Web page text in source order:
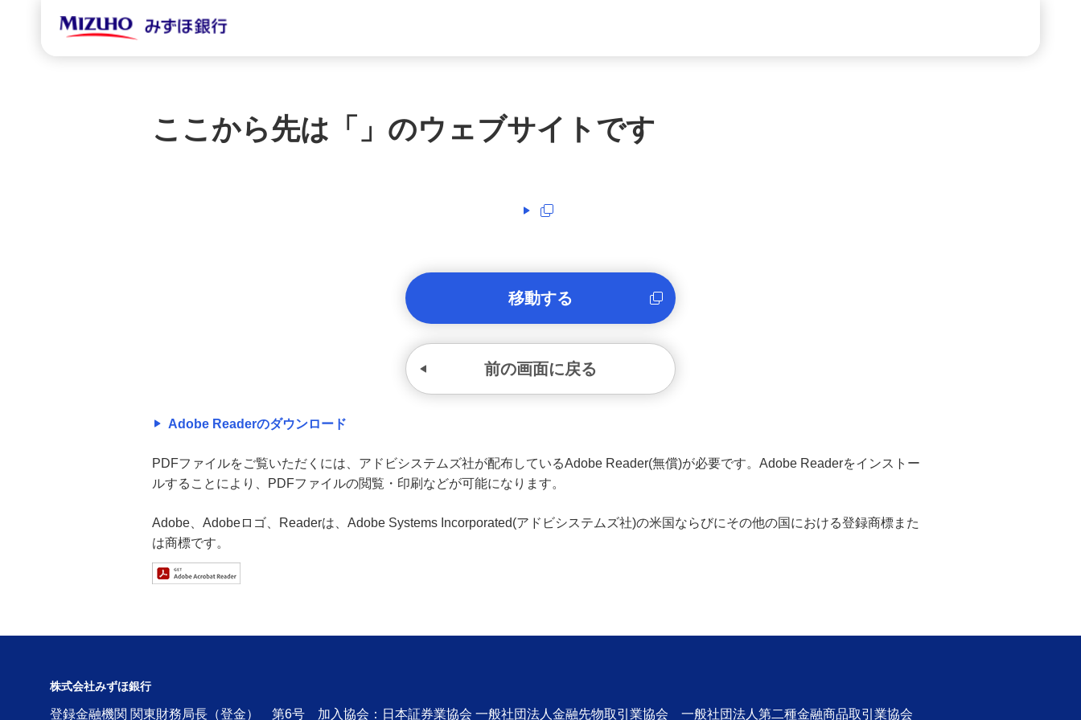
ここから先は「 」のウェブサイトです
移動する
前の画面に戻る
Adobe Readerのダウンロード
PDFファイルをご覧いただくには、アドビシステムズ社が配布しているAdobe Reader(無償)が必要です。Adobe Readerをインストー
ルすることにより、PDFファイルの閲覧・印刷などが可能になります。
Adobe、Adobeロゴ、Readerは、Adobe Systems Incorporated(アドビシステムズ社)の米国ならびにその他の国における登録商標また
は商標です。
株式会社みずほ銀行
登録金融機関 関東財務局長（登金） 第6号 加入協会：日本証券業協会 一般社団法人金融先物取引業協会 一般社団法人第二種金融商品取引業協会